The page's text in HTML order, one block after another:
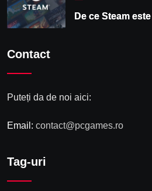
De ce Steam
Contact
Puteți da de noi aici:
Email: contact@pcgames.ro
Tag-uri